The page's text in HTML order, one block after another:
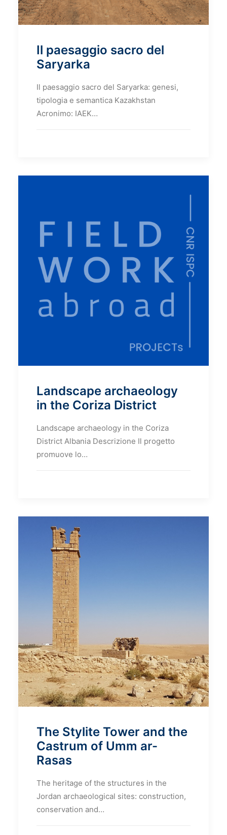
Il paesaggio sacro del
Saryarka
Il paesaggio sacro del Saryarka: genesi,
tipologia e semantica Kazakhstan
Acronimo: IAEK…
Landscape archaeology
in the Coriza District
Landscape archaeology in the Coriza
District Albania Descrizione Il progetto
promuove lo…
The Stylite Tower and the
Castrum of Umm ar-
Rasas
The heritage of the structures in the
Jordan archaeological sites: construction,
conservation and…